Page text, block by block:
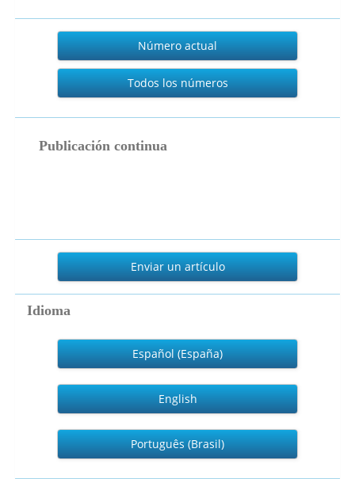
Actual
Número actual
Todos los números
Publicación continua
Enviar
artículo
Enviar un artículo
Idioma
Español (España)
English
Português (Brasil)